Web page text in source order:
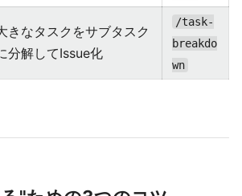
きなタスクをサブタスク
分解してIssue化
/task-
breakdo
wn